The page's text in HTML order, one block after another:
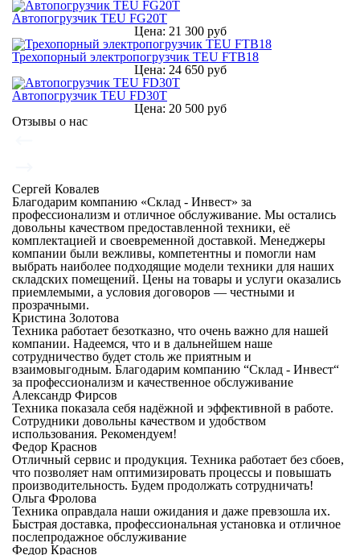
Автопогрузчик TEU FG20T
Цена: 21 300 руб
Трехопорный электропогрузчик TEU FTB18
Цена: 24 650 руб
Автопогрузчик TEU FD30T
Цена: 20 500 руб
Отзывы о нас
Сергей Ковалев
Благодарим компанию «Склад - Инвест» за
профессионализм и отличное обслуживание. Мы остались
довольны качеством предоставленной техники, её
комплектацией и своевременной доставкой. Менеджеры
компании были вежливы, компетентны и помогли нам
выбрать наиболее подходящие модели техники для наших
складских помещений. Цены на товары и услуги оказались
приемлемыми, а условия договоров — честными и
прозрачными.
Кристина Золотова
Техника работает безотказно, что очень важно для нашей
компании. Надеемся, что и в дальнейшем наше
сотрудничество будет столь же приятным и
взаимовыгодным. Благодарим компанию “Склад - Инвест“
за профессионализм и качественное обслуживание
Александр Фирсов
Техника показала себя надёжной и эффективной в работе.
Сотрудники довольны качеством и удобством
использования. Рекомендуем!
Федор Краснов
Отличный сервис и продукция. Техника работает без сбоев,
что позволяет нам оптимизировать процессы и повышать
производительность. Будем продолжать сотрудничать!
Ольга Фролова
Техника оправдала наши ожидания и даже превзошла их.
Быстрая доставка, профессиональная установка и отличное
послепродажное обслуживание
Федор Краснов